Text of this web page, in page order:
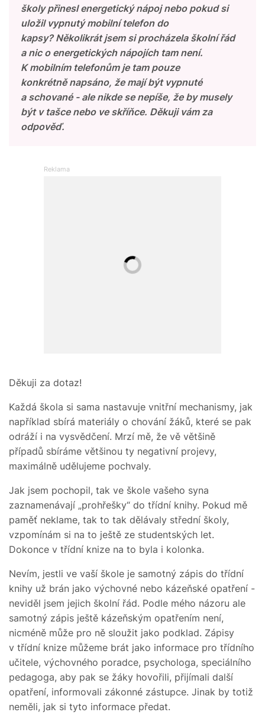
školy přinesl energetický nápoj nebo pokud si
uložil vypnutý mobilní telefon do
kapsy? Několikrát jsem si procházela školní řád
a nic o energetických nápojích tam není.
K mobilním telefonům je tam pouze
konkrétně napsáno, že mají být vypnuté
a schované - ale nikde se nepíše, že by musely
být v tašce nebo ve skříňce. Děkuji vám za
odpověď.
Děkuji za dotaz!
Každá škola si sama nastavuje vnitřní mechanismy, jak
například sbírá materiály o chování žáků, které se pak
odráží i na vysvědčení. Mrzí mě, že vě většině
případů sbíráme většinou ty negativní projevy,
maximálně udělujeme pochvaly.
Jak jsem pochopil, tak ve škole vašeho syna
zaznamenávají „prohřešky“ do třídní knihy. Pokud mě
paměť neklame, tak to tak dělávaly střední školy,
vzpomínám si na to ještě ze studentských let.
Dokonce v třídní knize na to byla i kolonka.
Nevím, jestli ve vaší škole je samotný zápis do třídní
knihy už brán jako výchovné nebo kázeňské opatření -
neviděl jsem jejich školní řád. Podle mého názoru ale
samotný zápis ještě kázeňským opatřením není,
nicméně může pro ně sloužit jako podklad. Zápisy
v třídní knize můžeme brát jako informace pro třídního
učitele, výchovného poradce, psychologa, speciálního
pedagoga, aby pak se žáky hovořili, přijímali další
opatření, informovali zákonné zástupce. Jinak by totiž
neměli, jak si tyto informace předat.